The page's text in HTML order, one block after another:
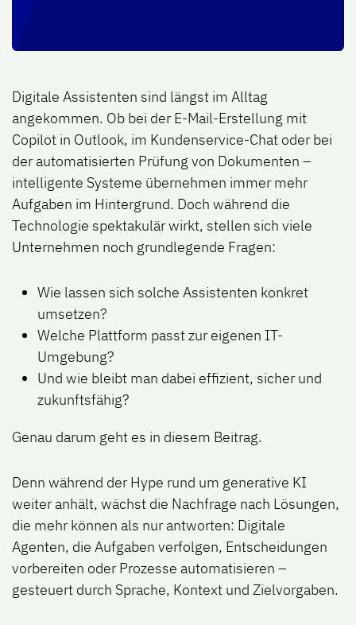
Digitale Assistenten sind längst im Alltag
angekommen. Ob bei der E-Mail-Erstellung mit
Copilot in Outlook, im Kundenservice-Chat oder bei
der automatisierten Prüfung von Dokumenten –
intelligente Systeme übernehmen immer mehr
Aufgaben im Hintergrund. Doch während die
Technologie spektakulär wirkt, stellen sich viele
Unternehmen noch grundlegende Fragen:
Wie lassen sich solche Assistenten konkret
umsetzen?
Welche Plattform passt zur eigenen IT-
Umgebung?
Und wie bleibt man dabei effizient, sicher und
zukunftsfähig?
Genau darum geht es in diesem Beitrag.
Denn während der Hype rund um generative KI
weiter anhält, wächst die Nachfrage nach Lösungen,
die mehr können als nur antworten: Digitale
Agenten, die Aufgaben verfolgen, Entscheidungen
vorbereiten oder Prozesse automatisieren –
gesteuert durch Sprache, Kontext und Zielvorgaben.